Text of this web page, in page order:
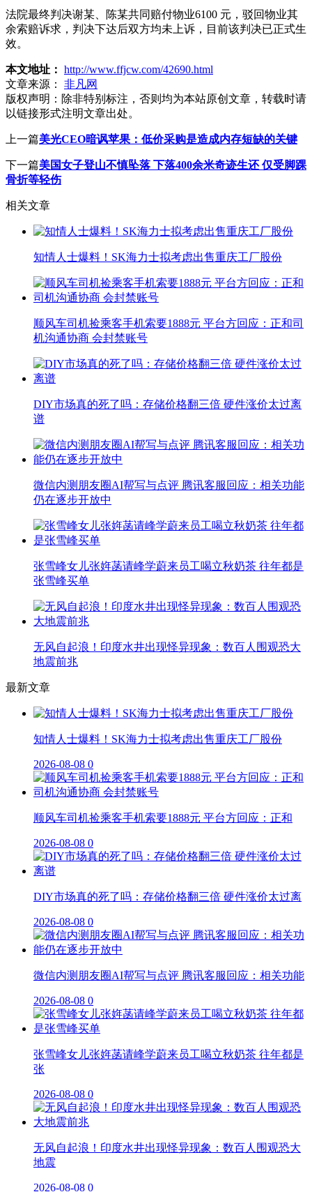
法院最终判决谢某、陈某共同赔付物业6100 元，驳回物业其
余索赔诉求，判决下达后双方均未上诉，目前该判决已正式生
效。
本文地址： http://www.ffjcw.com/42690.html
文章来源：
非凡网
版权声明： 除非特别标注，否则均为本站原创文章，转载时请
以链接形式注明文章出处。
上一篇美光CEO暗讽苹果：低价采购是造成内存短缺的关键
下一篇美国女子登山不慎坠落 下落400余米奇迹生还 仅受脚踝
骨折等轻伤
相关文章
知情人士爆料！SK海力士拟考虑出售重庆工厂股份
顺风车司机捡乘客手机索要1888元 平台方回应：正和司
机沟通协商 会封禁账号
DIY市场真的死了吗：存储价格翻三倍 硬件涨价太过离
谱
微信内测朋友圈AI帮写与点评 腾讯客服回应：相关功能
仍在逐步开放中
张雪峰女儿张姩菡请峰学蔚来员工喝立秋奶茶 往年都是
张雪峰买单
无风自起浪！印度水井出现怪异现象：数百人围观恐大
地震前兆
最新文章
知情人士爆料！SK海力士拟考虑出售重庆工厂股份
2026-08-08 0
顺风车司机捡乘客手机索要1888元 平台方回应：正和
2026-08-08 0
DIY市场真的死了吗：存储价格翻三倍 硬件涨价太过离
2026-08-08 0
微信内测朋友圈AI帮写与点评 腾讯客服回应：相关功能
2026-08-08 0
张雪峰女儿张姩菡请峰学蔚来员工喝立秋奶茶 往年都是
张
2026-08-08 0
无风自起浪！印度水井出现怪异现象：数百人围观恐大
地震
2026-08-08 0